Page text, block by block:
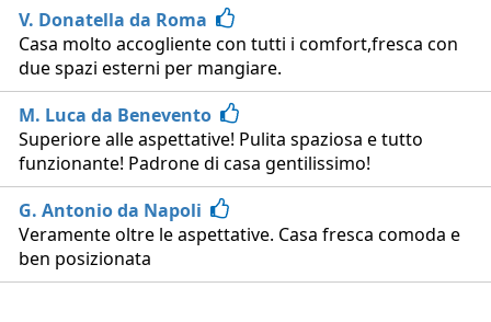
V. Donatella da Roma
Casa molto accogliente con tutti i comfort,fresca con
due spazi esterni per mangiare.
M. Luca da Benevento
Superiore alle aspettative! Pulita spaziosa e tutto
funzionante! Padrone di casa gentilissimo!
G. Antonio da Napoli
Veramente oltre le aspettative. Casa fresca comoda e
ben posizionata